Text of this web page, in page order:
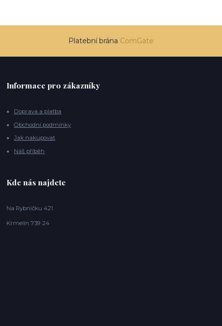
Platební brána ComGate
Informace pro zákazníky
Doprava a platba
Obchodní podmínky
Jak nakupovat
Náš příběh
Kde nás najdete
Na Rybníčku 421
Krmelín 739 24